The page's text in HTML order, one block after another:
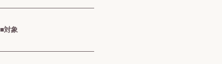
───────────────────
■対象
───────────────────